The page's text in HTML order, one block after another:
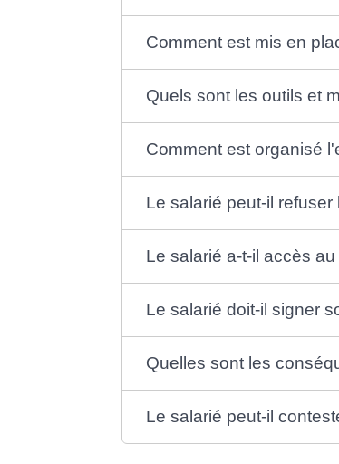
Comment est mis en
Quels sont les outils et
Comment est organisé
Le salarié peut-il
Le salarié a-t-il accès
Le salarié doit-il signer
Quelles sont les
Le salarié peut-il